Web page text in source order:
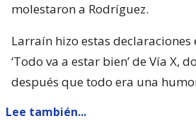
molestaron a Rodríguez.
Larraín hizo estas
‘Todo va a estar bien’ de Vía X,
después que todo era una
Lee también...